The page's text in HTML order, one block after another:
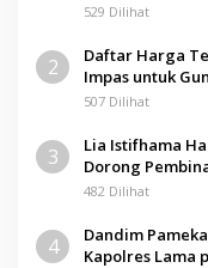
529 Dilihat
2
Daftar Harga
Impas untuk
507 Dilihat
3
Lia Istifhama
Dorong
482 Dilihat
4
Dandim
Kapolres Lama